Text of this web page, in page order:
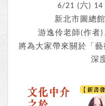
6/21 (六) 14
新北市圖總館
游逸伶老師(作者)
將為大家帶來關於「
深